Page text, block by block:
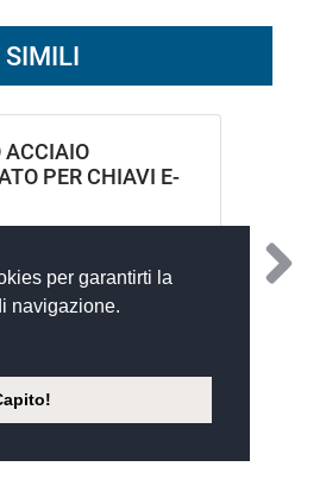
per garantirti la
navigazione.
SIMILI
ACCIAIO
PER CHIAVI E-